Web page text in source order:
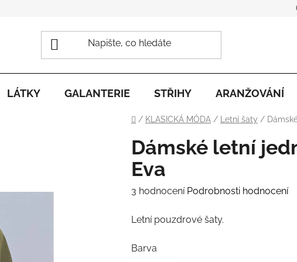
LÁTKY GALANTERIE STŘIHY ARANŽOVÁNÍ
Domů
/ KLASICKÁ MÓDA / Letní šaty /
Dámské letní
Eva
Průměrné
produktu
4,3
3 hodnocení Podrobnosti hodnocení
Letní pouzdrové šaty.
Barva